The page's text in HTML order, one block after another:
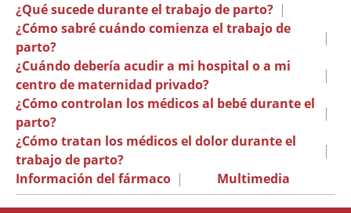
¿Qué sucede durante el trabajo de parto? |
¿Cómo sabré cuándo comienza el trabajo de
parto?
|
¿Cuándo debería acudir a mi hospital o a mi
centro de maternidad privado?
|
¿Cómo controlan los médicos al bebé durante el
parto?
|
¿Cómo tratan los médicos el dolor durante el
trabajo de parto?
|
Información del fármaco | Multimedia